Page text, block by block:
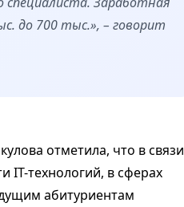
до 700 тыс.», – говорит
отметила, что в связи
IT-технологий, в сферах
абитуриентам